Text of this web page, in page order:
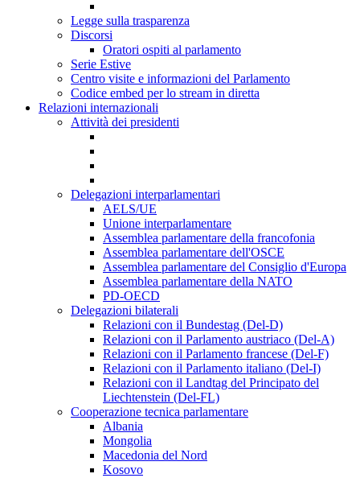
Legge sulla trasparenza
Discorsi
Oratori ospiti al parlamento
Serie Estive
Centro visite e informazioni del Parlamento
Codice embed per lo stream in diretta
Relazioni internazionali
Attività dei presidenti
Delegazioni interparlamentari
AELS/UE
Unione interparlamentare
Assemblea parlamentare della francofonia
Assemblea parlamentare dell'OSCE
Assemblea parlamentare del Consiglio d'Europa
Assemblea parlamentare della NATO
PD-OECD
Delegazioni bilaterali
Relazioni con il Bundestag (Del-D)
Relazioni con il Parlamento austriaco (Del-A)
Relazioni con il Parlamento francese (Del-F)
Relazioni con il Parlamento italiano (Del-I)
Relazioni con il Landtag del Principato del
Liechtenstein (Del-FL)
Cooperazione tecnica parlamentare
Albania
Mongolia
Macedonia del Nord
Kosovo